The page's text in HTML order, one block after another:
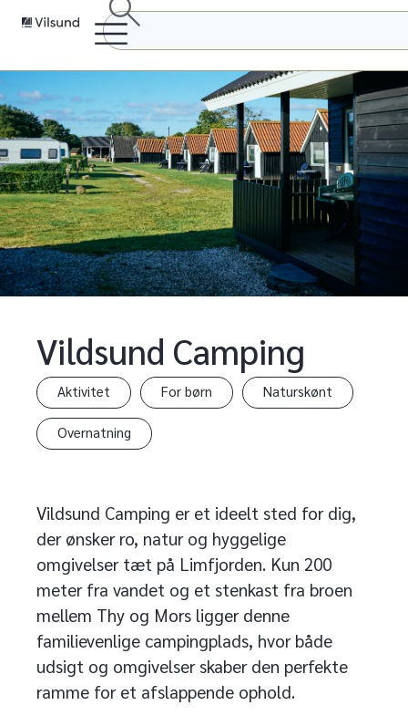
Vildsund Camping
Aktivitet For børn Naturskønt
Overnatning
Vildsund Camping er et ideelt sted for dig,
der ønsker ro, natur og hyggelige
omgivelser tæt på Limfjorden. Kun 200
meter fra vandet og et stenkast fra broen
mellem Thy og Mors ligger denne
familievenlige campingplads, hvor både
udsigt og omgivelser skaber den perfekte
ramme for et afslappende ophold.